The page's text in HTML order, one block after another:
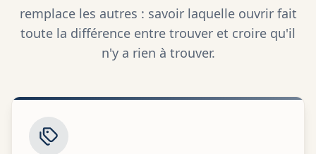
remplace les autres : savoir laquelle ouvrir fait
toute la différence entre trouver et croire qu'il
n'y a rien à trouver.